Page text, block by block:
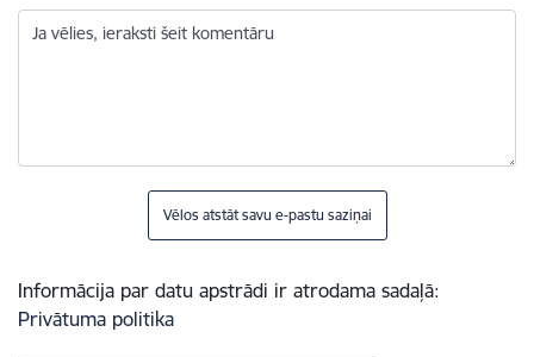
Ja vēlies, ieraksti šeit komentāru
Vēlos atstāt savu e-pastu saziņai
Informācija par datu apstrādi ir atrodama sadaļā:
Privātuma politika